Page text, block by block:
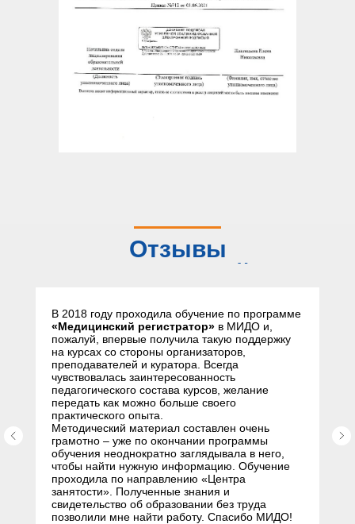
Отзывы
слушателей
В 2018 году проходила обучение по программе
«Медицинский регистратор» в МИДО и,
пожалуй, впервые получила такую поддержку
на курсах со стороны организаторов,
преподавателей и куратора. Всегда
чувствовалась заинтересованность
педагогического состава курсов, желание
передать как можно больше своего
практического опыта.
Методический материал составлен очень
грамотно – уже по окончании программы
обучения неоднократно заглядывала в него,
чтобы найти нужную информацию. Обучение
проходила по направлению «Центра
занятости». Полученные знания и
свидетельство об образовании без труда
позволили мне найти работу. Спасибо МИДО!